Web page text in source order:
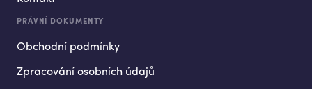
PRÁVNÍ DOKUMENTY
Obchodní podmínky
Zpracování osobních údajů